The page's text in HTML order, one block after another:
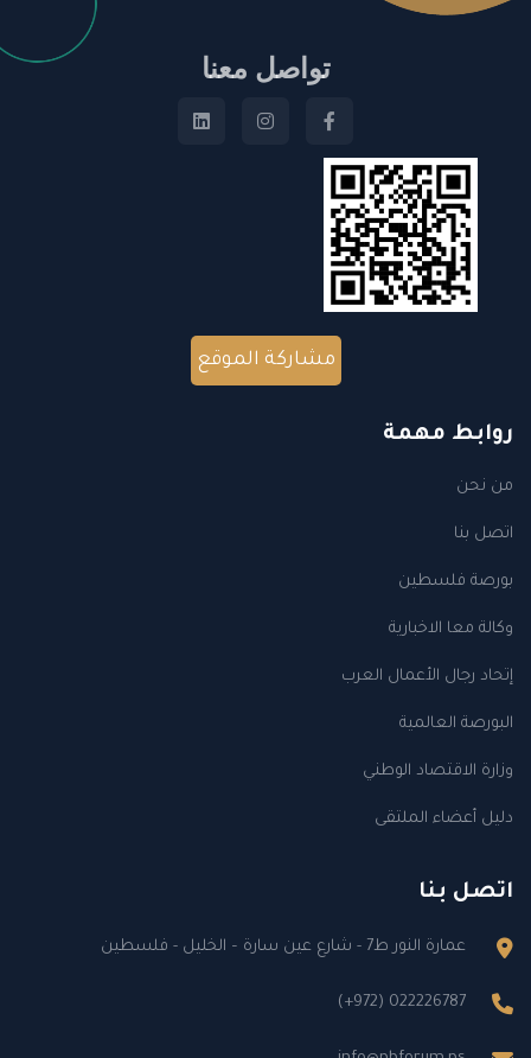
تواصل معنا
مشاركة الموقع
روابط مهمة
من نحن
اتصل بنا
بورصة فلسطين
وكالة معا الاخبارية
إتحاد رجال الأعمال العرب
البورصة العالمية
وزارة الاقتصاد الوطني
دليل أعضاء الملتقى
اتصل بنا
عمارة النور ط7 - شارع عين سارة – الخليل - فلسطين
(+972) 022226787